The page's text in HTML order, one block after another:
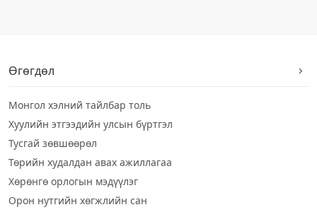
Өгөгдөл
Монгол хэлний тайлбар толь
Хуулийн этгээдийн улсын бүртгэл
Тусгай зөвшөөрөл
Төрийн худалдан авах ажиллагаа
Хөрөнгө орлогын мэдүүлэг
Орон нутгийн хөгжлийн сан